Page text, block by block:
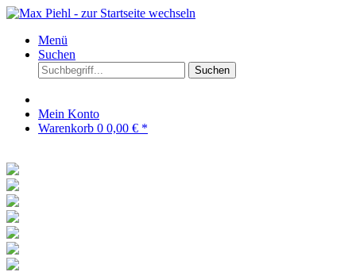
Menü
Suchen
Suchen
Mein Konto
Warenkorb 0 0,00 € *